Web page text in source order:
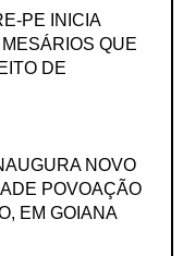
PE INICIA
QUE
DE
NOVO
POVOAÇÃO
EM GOIANA